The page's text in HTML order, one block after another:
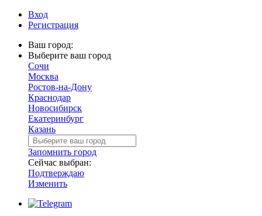
Вход
Регистрация
Ваш город:
Выберите ваш город
Сочи
Москва
Ростов-на-Дону
Краснодар
Новосибирск
Екатеринбург
Казань
Запомнить город
Сейчас выбран:
Подтверждаю
Изменить